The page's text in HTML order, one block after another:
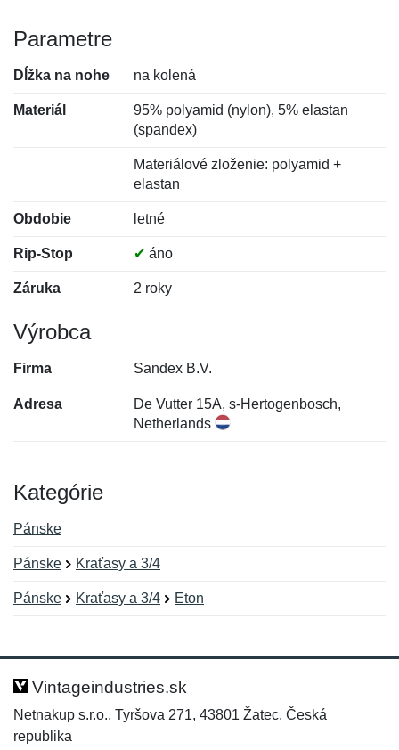
Parametre
Dĺžka na nohe na kolená
Materiál
95% polyamid (nylon), 5% elastan
(spandex)
Materiálové zloženie: polyamid +
elastan
Obdobie letné
Rip-Stop ✔ áno
Záruka 2 roky
Výrobca
Firma Sandex B.V.
Adresa
De Vutter 15A, s-Hertogenbosch,
Netherlands
Kategórie
Pánske
Pánske Kraťasy a 3/4
Pánske Kraťasy a 3/4 Eton
Hodnotenie:
Meno:
Vintageindustries.sk
Netnakup s.r.o., Tyršova 271, 43801 Žatec, Česká
republika